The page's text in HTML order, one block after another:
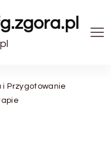
i Przygotowanie